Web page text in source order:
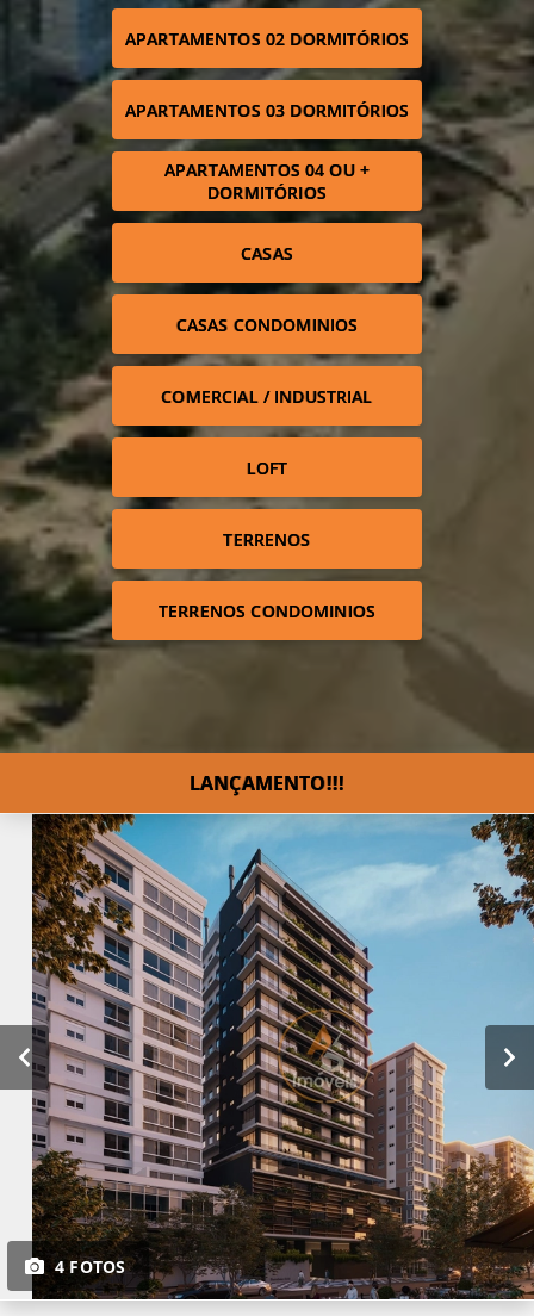
APARTAMENTOS 02 DORMITÓRIOS
APARTAMENTOS 03 DORMITÓRIOS
APARTAMENTOS 04 OU +
DORMITÓRIOS
CASAS
CASAS CONDOMINIOS
COMERCIAL / INDUSTRIAL
LOFT
TERRENOS
TERRENOS CONDOMINIOS
LANÇAMENTO!!!
4 FOTOS